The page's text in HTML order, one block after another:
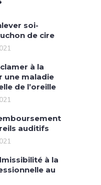
soi-
de cire
à la
une maladie
de l’oreille
auditifs
à la
au